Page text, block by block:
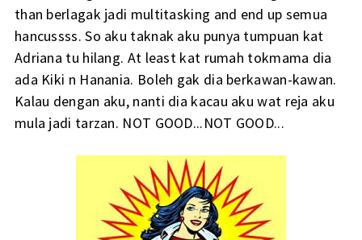
than berlagak jadi multitasking and end up semua
hancussss. So aku taknak aku punya tumpuan kat
Adriana tu hilang. At least kat rumah tokmama dia
ada Kiki n Hanania. Boleh gak dia berkawan-kawan.
Kalau dengan aku, nanti dia kacau aku wat reja aku
mula jadi tarzan. NOT GOOD...NOT GOOD...